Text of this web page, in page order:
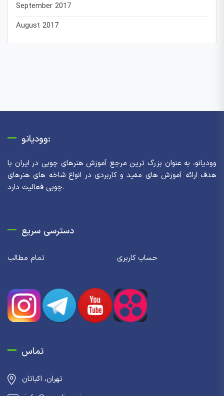
September 2017
August 2017
وودیانو:
وودیانو، به عنوان بزرگ ترین مرجع آموزش هنرهای چوبی در ایران با
هدف ارائه آموزش های مفید و کاربردی در انواع شاخه های هنرهای
چوبی فعالیت دارد.
دسترسی سریع
تمام مطالب حساب کاربری
تماس
تهران، اکباتان